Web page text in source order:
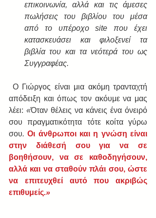
επικοινωνία, αλλά και τις άμεσες
πωλήσεις του βιβλίου του μέσα
από το υπέροχο site που έχει
κατασκευάσει και φιλοξενεί τα
βιβλία του και τα νεότερά του ως
Συγγραφέας.
απόδειξη και όπως τον ακόυμε να μας
λέει: «Όταν θέλεις να κάνεις ένα όνειρό
σου πραγματικότητα τότε κοίτα γύρω
σου. Οι άνθρωποι και η γνώση είναι
στην διάθεσή σου για να σε
βοηθήσουν, να σε καθοδηγήσουν,
αλλά και να σταθούν πλάι σου, ώστε
να επιτευχθεί αυτό που ακριβώς
επιθυμείς.»